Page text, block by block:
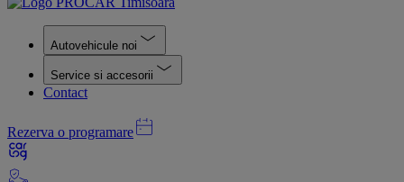
Autovehicule noi
Service si accesorii
Contact
Rezerva o programare